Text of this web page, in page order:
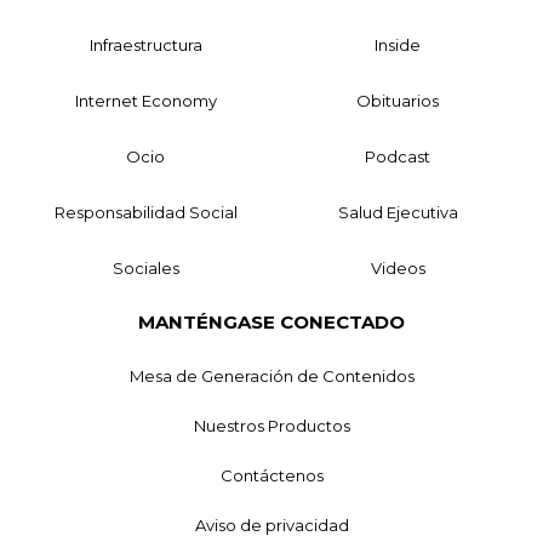
Infraestructura Inside
Internet Economy Obituarios
Ocio Podcast
Responsabilidad Social Salud Ejecutiva
Sociales Videos
MANTÉNGASE CONECTADO
Mesa de Generación de Contenidos
Nuestros Productos
Contáctenos
Aviso de privacidad